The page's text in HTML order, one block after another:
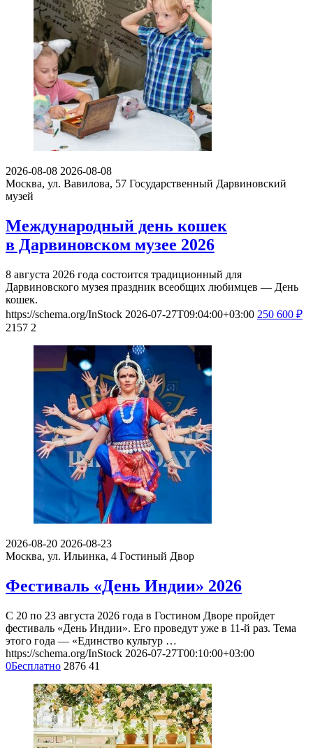
2026-08-08 2026-08-08
Москва, ул. Вавилова, 57 Государственный Дарвиновский
музей
Международный день кошек
в Дарвиновском музее 2026
8 августа 2026 года состоится традиционный для
Дарвиновского музея праздник всеобщих любимцев — День
кошек.
https://schema.org/InStock 2026-07-27T09:04:00+03:00 250 600 ₽
2157 2
2026-08-20 2026-08-23
Москва, ул. Ильинка, 4 Гостиный Двор
Фестиваль «День Индии» 2026
С 20 по 23 августа 2026 года в Гостином Дворе пройдет
фестиваль «День Индии». Его проведут уже в 11-й раз. Тема
этого года — «Единство культур …
https://schema.org/InStock 2026-07-27T00:10:00+03:00
0Бесплатно 2876 41